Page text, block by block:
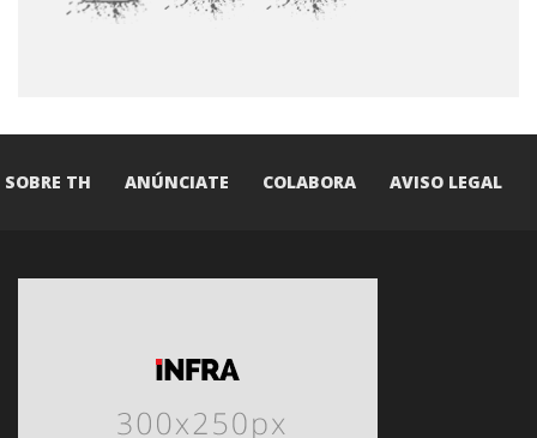
SOBRE TH ANÚNCIATE COLABORA AVISO LEGAL